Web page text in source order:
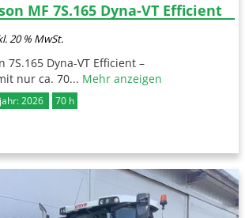
MF 7S.165 Dyna-VT Efficient
20 % MwSt.
7S.165 Dyna-VT Efficient –
nur ca. 70... Mehr anzeigen
2026 70 h